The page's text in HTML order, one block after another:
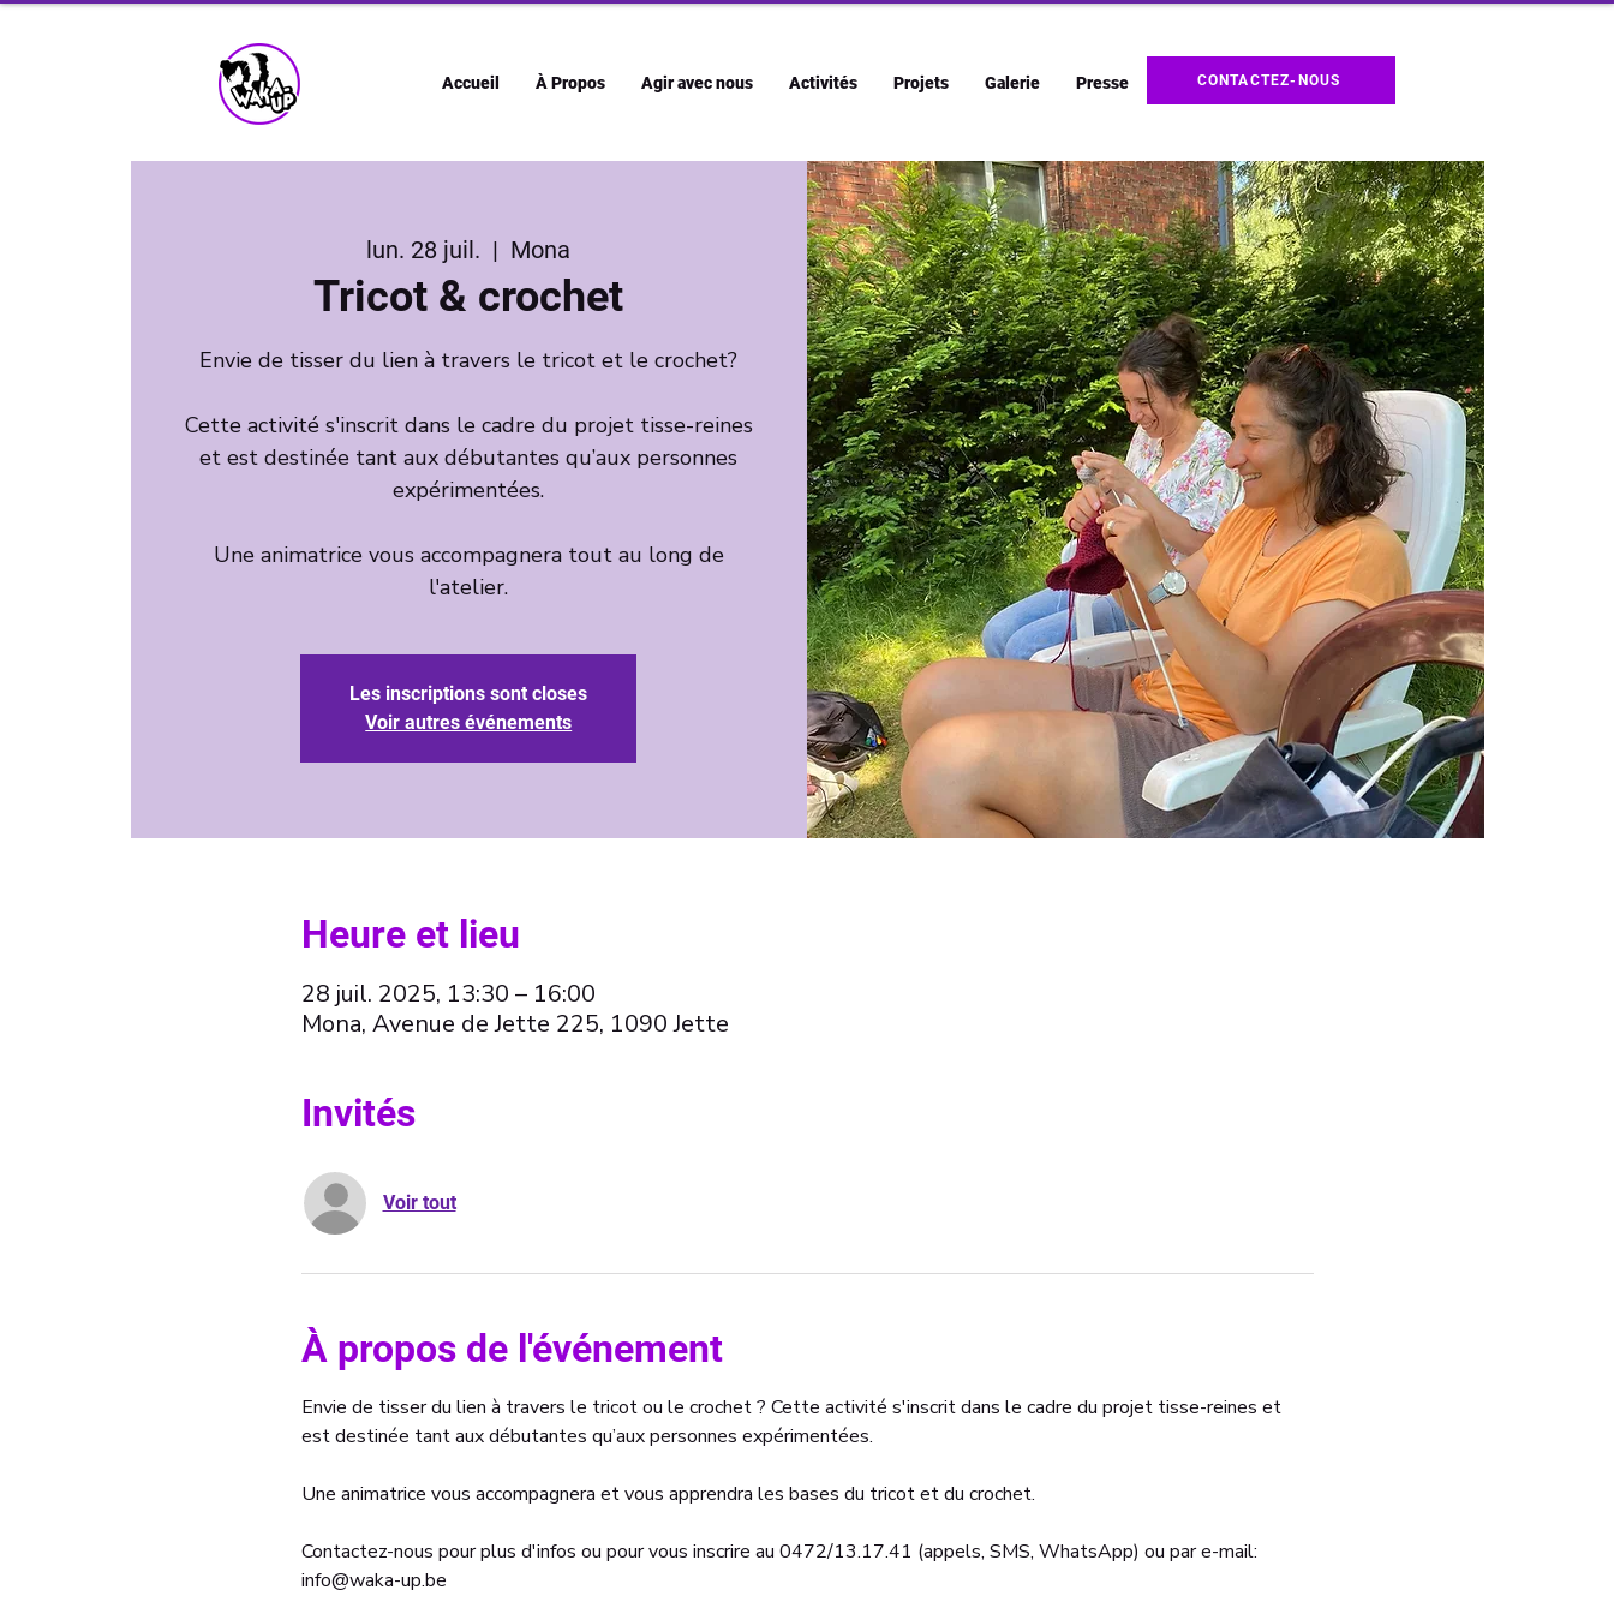
Accueil À Propos Agir avec nous Activités Projets Galerie Presse CONTACTEZ-NOUS
lun. 28 juil.
  |
Mona
Tricot & crochet
Envie de tisser du lien à travers le tricot et le crochet?
Cette activité s'inscrit dans le cadre du projet tisse-reines
et est destinée tant aux débutantes qu’aux personnes
expérimentées.
Une animatrice vous accompagnera tout au long de
l'atelier.
Les inscriptions sont closes
Voir autres événements
Heure et lieu
28 juil. 2025, 13:30 – 16:00
Mona, Avenue de Jette 225, 1090 Jette
Invités
Voir tout
À propos de l'événement
Envie de tisser du lien à travers le tricot ou le crochet ? Cette activité s'inscrit dans le cadre du projet tisse-reines et
est destinée tant aux débutantes qu’aux personnes expérimentées.
Une animatrice vous accompagnera et vous apprendra les bases du tricot et du crochet.
Contactez-nous pour plus d'infos ou pour vous inscrire au 0472/13.17.41 (appels, SMS, WhatsApp) ou par e-mail:
info@waka-up.be